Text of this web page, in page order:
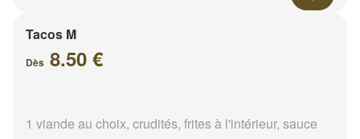
Tacos M
Dès 8.50 €
1 viande au choix, crudités, frites à l'intérieur, sauce